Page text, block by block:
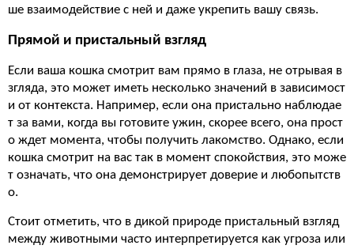
ше взаимодействие с ней и даже укрепить вашу связь.
Прямой и пристальный взгляд
Если ваша кошка смотрит вам прямо в глаза, не отрывая в
згляда, это может иметь несколько значений в зависимост
и от контекста. Например, если она пристально наблюдае
т за вами, когда вы готовите ужин, скорее всего, она прост
о ждет момента, чтобы получить лакомство. Однако, если
кошка смотрит на вас так в момент спокойствия, это може
т означать, что она демонстрирует доверие и любопытств
о.
Стоит отметить, что в дикой природе пристальный взгляд
между животными часто интерпретируется как угроза или